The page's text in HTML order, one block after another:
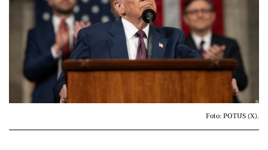
Foto: POTUS (X).